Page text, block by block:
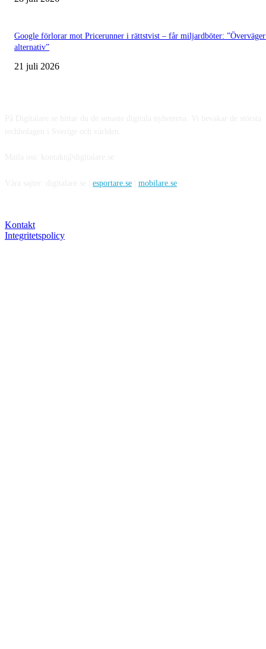
Google förlorar mot Pricerunner i rättstvist – får miljardböter:
alternativ”
21 juli 2026
esportare.se mobilare.se
Kontakt
Integritetspolicy